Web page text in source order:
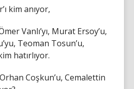
kim anıyor,
Vanlı’yı, Murat Ersoy’u,
Teoman Tosun’u,
hatırlıyor.
Coşkun’u, Cemalettin